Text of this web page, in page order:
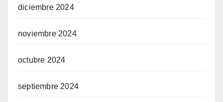
diciembre 2024
noviembre 2024
octubre 2024
septiembre 2024